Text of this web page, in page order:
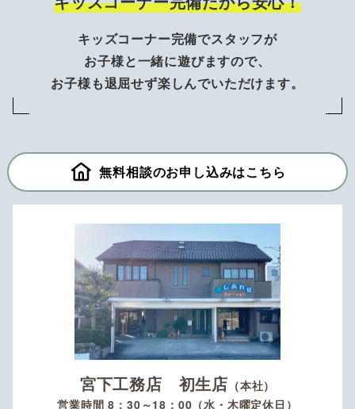
キッズコーナー完備でスタッフが
お子様と一緒に遊びますので、
お子様も退屈せず楽しんでいただけます。
無料相談のお申し込みはこちら
宮下工務店 初生店 （本社）
営業時間 8：30～18：00（水・木曜定休日）